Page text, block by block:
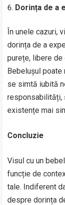
Dorința de a
În unele cazuri,
dorința de a
purețe, libere
Bebelușul poate
se simtă iubită
responsabilități,
existențe mai
Concluzie
Visul cu un
funcție de
tale. Indiferent
despre dorința